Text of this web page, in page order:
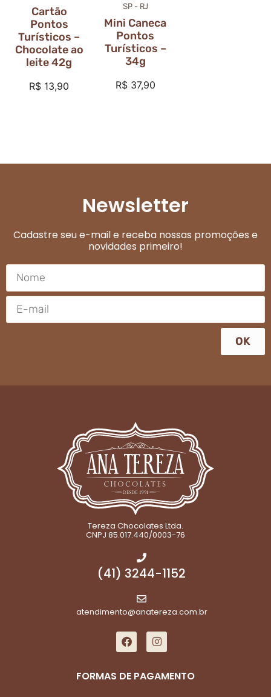
Cartão
Pontos
Turísticos –
Chocolate ao
leite 42g
R$ 13,90
SP - RJ
Mini Caneca
Pontos
Turísticos –
34g
R$37,90
Newsletter
Cadastre seu e-mail e receba nossas promoções e
novidades primeiro!
OK
Tereza Chocolates Ltda.
CNPJ 85.017.440/0003-76
(41) 3244-1152
atendimento@anatereza.com.br
FORMAS DE PAGAMENTO